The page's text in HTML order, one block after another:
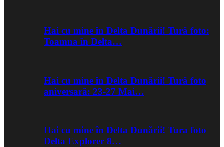
Hai cu mine în Delta Dunării! Tură foto:
Toamna în Delta…
Hai cu mine în Delta Dunării! Tură foto
aniversară: 23-27 Mai…
Hai cu mine în Delta Dunării! Tura foto
Delta Explorer 8…